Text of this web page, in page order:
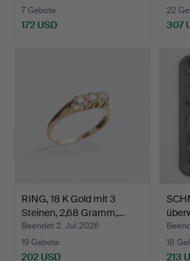
7 Gebote
172 USD
22
307
RING, 18 K Gold mit 3
Steinen, 2,68 Gramm,…
Beendet 2. Jul 2026
19 Gebote
202 USD
18
213